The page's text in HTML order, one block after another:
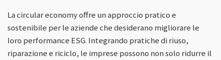
La circular economy offre un approccio pratico e
sostenibile per le aziende che desiderano migliorare le
loro performance ESG. Integrando pratiche di riuso,
riparazione e riciclo, le imprese possono non solo ridurre il